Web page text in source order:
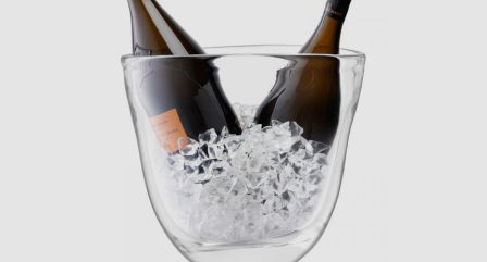
BRYLLUPSGAVE 2026
STUDENTERGAVE 2026